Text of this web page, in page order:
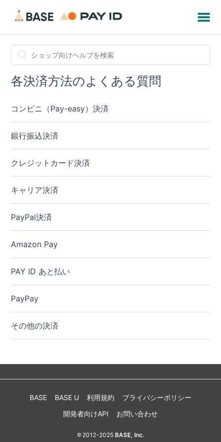
各決済方法のよくある質問
コンビニ（Pay-easy）決済
銀行振込決済
クレジットカード決済
キャリア決済
PayPal決済
Amazon Pay
PAY ID あと払い
PayPay
その他の決済
BASE BASE U 利用規約
プライバシーポリシー
開発者向けAPI
お問い合わせ
© 2012-2025BASE, Inc.